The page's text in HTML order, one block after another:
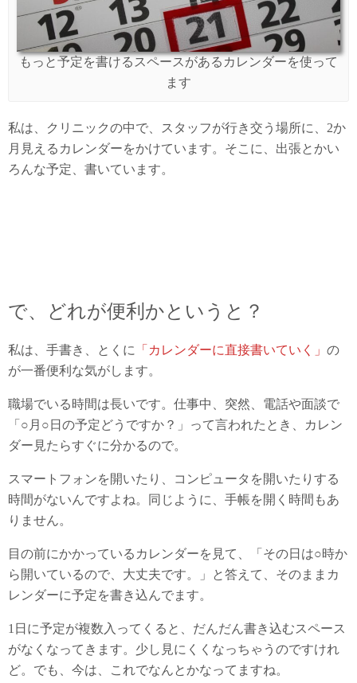
もっと予定を書けるスペースがあるカレンダーを使って
ます
私は、クリニックの中で、スタッフが行き交う場所に、2か
月見えるカレンダーをかけています。そこに、出張とかい
ろんな予定、書いています。
で、どれが便利かというと？
私は、手書き、とくに 「カレンダーに直接書いていく」 の
が一番便利な気がします。
職場でいる時間は長いです。仕事中、突然、電話や面談で
「○月○日の予定どうですか？」って言われたとき、カレン
ダー見たらすぐに分かるので。
スマートフォンを開いたり、コンピュータを開いたりする
時間がないんですよね。同じように、手帳を開く時間もあ
りません。
目の前にかかっているカレンダーを見て、「その日は○時か
ら開いているので、大丈夫です。」と答えて、そのままカ
レンダーに予定を書き込んでます。
1日に予定が複数入ってくると、だんだん書き込むスペース
がなくなってきます。少し見にくくなっちゃうのですけれ
ど。でも、今は、これでなんとかなってますね。